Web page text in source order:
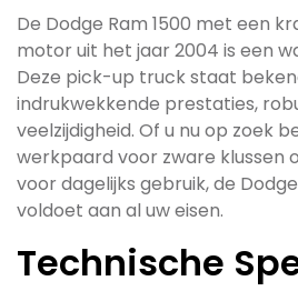
De Dodge Ram 1500 met een
motor uit het jaar 2004 is een
Deze pick-up truck staat
indrukwekkende prestaties,
veelzijdigheid. Of u nu op zoek
werkpaard voor zware klussen
voor dagelijks gebruik, de
voldoet aan al uw eisen.
Technische